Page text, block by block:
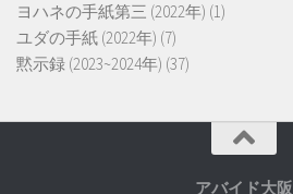
ヨハネの手紙第三 (2022年) (1)
ユダの手紙 (2022年) (7)
黙示録 (2023~2024年) (37)
アバイド大阪